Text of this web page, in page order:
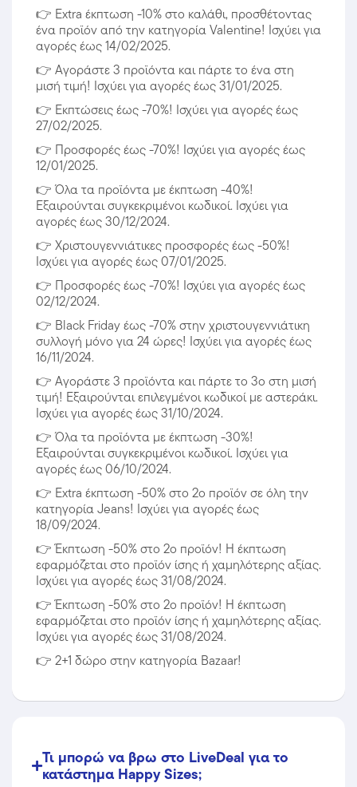
👉 Extra έκπτωση -10% στο καλάθι, προσθέτοντας
ένα προϊόν από την κατηγορία Valentine! Ισχύει για
αγορές έως 14/02/2025.
👉 Αγοράστε 3 προϊόντα και πάρτε το ένα στη
μισή τιμή! Ισχύει για αγορές έως 31/01/2025.
👉 Εκπτώσεις έως -70%! Ισχύει για αγορές έως
27/02/2025.
👉 Προσφορές έως -70%! Ισχύει για αγορές έως
12/01/2025.
👉 Όλα τα προϊόντα με έκπτωση -40%!
Εξαιρούνται συγκεκριμένοι κωδικοί. Ισχύει για
αγορές έως 30/12/2024.
👉 Χριστουγεννιάτικες προσφορές έως -50%!
Ισχύει για αγορές έως 07/01/2025.
👉 Προσφορές έως -70%! Ισχύει για αγορές έως
02/12/2024.
👉 Black Friday έως -70% στην χριστουγεννιάτικη
συλλογή μόνο για 24 ώρες! Ισχύει για αγορές έως
16/11/2024.
👉 Αγοράστε 3 προϊόντα και πάρτε το 3ο στη μισή
τιμή! Εξαιρούνται επιλεγμένοι κωδικοί με αστεράκι.
Ισχύει για αγορές έως 31/10/2024.
👉 Όλα τα προϊόντα με έκπτωση -30%!
Εξαιρούνται συγκεκριμένοι κωδικοί. Ισχύει για
αγορές έως 06/10/2024.
👉 Extra έκπτωση -50% στο 2ο προϊόν σε όλη την
κατηγορία Jeans! Ισχύει για αγορές έως
18/09/2024.
👉Έκπτωση -50% στο 2ο προϊόν! Η έκπτωση
εφαρμόζεται στο προϊόν ίσης ή χαμηλότερης αξίας.
Ισχύει για αγορές έως 31/08/2024.
👉Έκπτωση -50% στο 2ο προϊόν! Η έκπτωση
εφαρμόζεται στο προϊόν ίσης ή χαμηλότερης αξίας.
Ισχύει για αγορές έως 31/08/2024.
👉 2+1 δώρο στην κατηγορία Bazaar!
Τι μπορώ να βρω στο LiveDeal για το
κατάστημα Happy Sizes;